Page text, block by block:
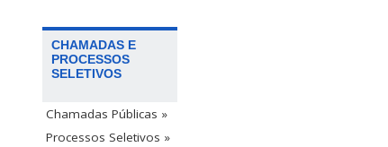
CHAMADAS E
PROCESSOS
SELETIVOS
Chamadas Públicas »
Processos Seletivos »